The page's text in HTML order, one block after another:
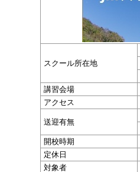
スクール所在地
講習会場
アクセス
送迎有無
開校時期
定休日
対象者